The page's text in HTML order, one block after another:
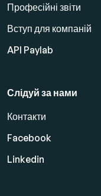
Професійні звіти
Вступ для компаній
API Paylab
Слідуй за нами
Контакти
Facebook
Linkedin